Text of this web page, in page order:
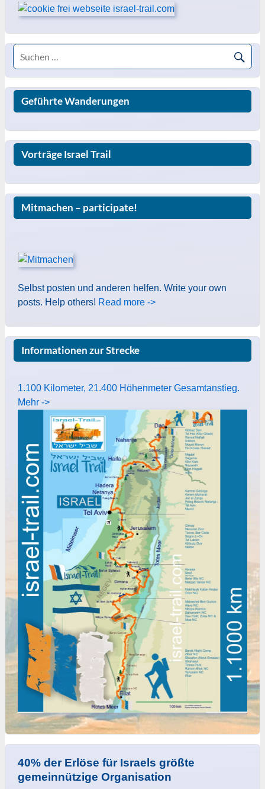
Geführte Wanderungen
Vorträge Israel Trail
Mitmachen – participate!
Selbst posten und anderen helfen. Write your own
posts. Help others! Read more ->
Informationen zur Strecke
1.100 Kilometer, 21.400 Höhenmeter Gesamtanstieg.
Mehr ->
40% der Erlöse für Israels größte
gemeinnützige Organisation